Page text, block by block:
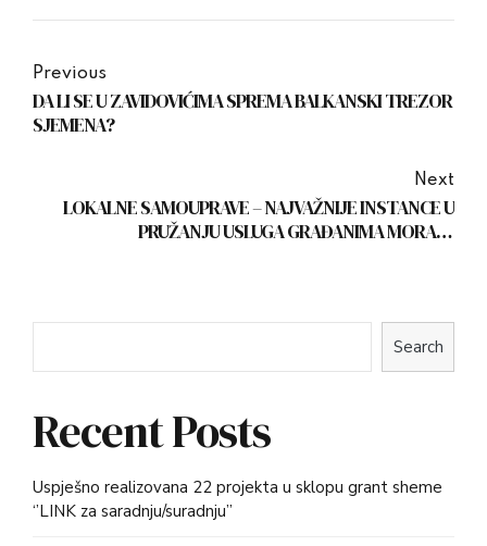
Previous
DA LI SE U ZAVIDOVIĆIMA SPREMA BALKANSKI TREZOR
SJEMENA?
Next
LOKALNE SAMOUPRAVE – NAJVAŽNIJE INSTANCE U
PRUŽANJU USLUGA GRAĐANIMA MORAJU
Search
Recent Posts
Uspješno realizovana 22 projekta u sklopu grant sheme
‘’LINK za saradnju/suradnju’’